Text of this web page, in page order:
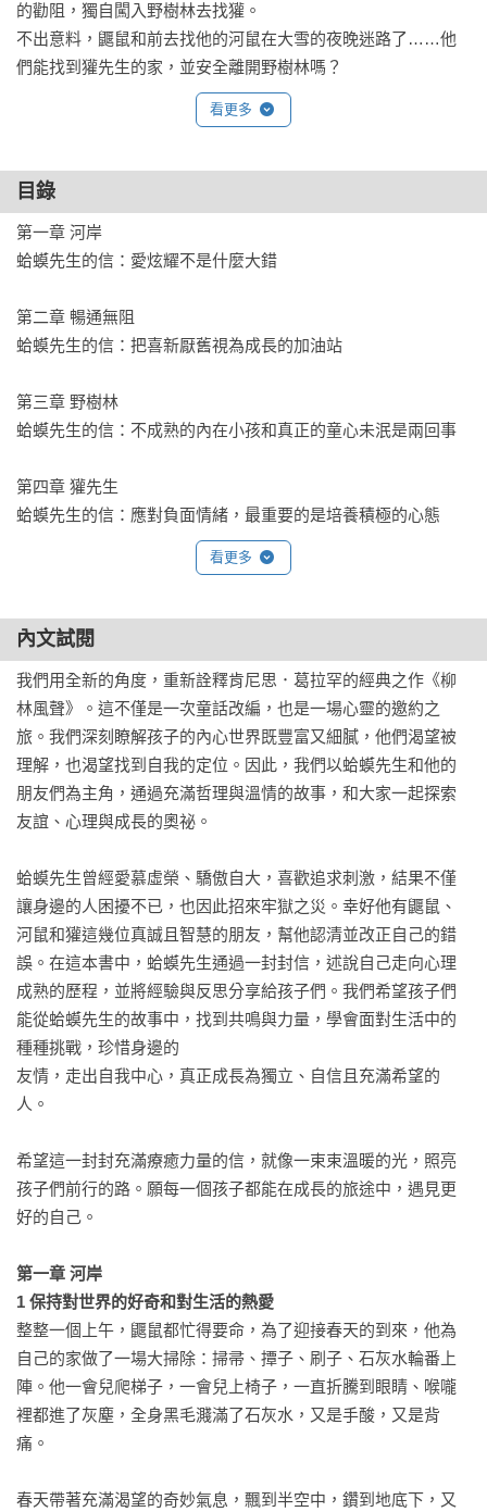
的勸阻，獨自闖入野樹林去找獾。
不出意料，鼴鼠和前去找他的河鼠在大雪的夜晚迷路了……他
們能找到獾先生的家，並安全離開野樹林嗎？
看更多
目錄
第一章 河岸
蛤蟆先生的信：愛炫耀不是什麼大錯
第二章 暢通無阻
蛤蟆先生的信：把喜新厭舊視為成長的加油站
第三章 野樹林
蛤蟆先生的信：不成熟的內在小孩和真正的童心未泯是兩回事
第四章 獾先生
看更多
內文試閱
我們用全新的角度，重新詮釋肯尼思．葛拉罕的經典之作《柳
林風聲》。這不僅是一次童話改編，也是一場心靈的邀約之
旅。我們深刻瞭解孩子的內心世界既豐富又細膩，他們渴望被
理解，也渴望找到自我的定位。因此，我們以蛤蟆先生和他的
朋友們為主角，通過充滿哲理與溫情的故事，和大家一起探索
友誼、心理與成長的奧祕。
蛤蟆先生曾經愛慕虛榮、驕傲自大，喜歡追求刺激，結果不僅
讓身邊的人困擾不已，也因此招來牢獄之災。幸好他有鼴鼠、
河鼠和獾這幾位真誠且智慧的朋友，幫他認清並改正自己的錯
誤。在這本書中，蛤蟆先生通過一封封信，述說自己走向心理
成熟的歷程，並將經驗與反思分享給孩子們。我們希望孩子們
能從蛤蟆先生的故事中，找到共鳴與力量，學會面對生活中的
種種挑戰，珍惜身邊的
友情，走出自我中心，真正成長為獨立、自信且充滿希望的
人。
希望這一封封充滿療癒力量的信，就像一束束溫暖的光，照亮
孩子們前行的路。願每一個孩子都能在成長的旅途中，遇見更
好的自己。
第一章 河岸
1 保持對世界的好奇和對生活的熱愛
整整一個上午，鼴鼠都忙得要命，為了迎接春天的到來，他為
自己的家做了一場大掃除：掃帚、撢子、刷子、石灰水輪番上
陣。他一會兒爬梯子，一會兒上椅子，一直折騰到眼睛、喉嚨
裡都進了灰塵，全身黑毛濺滿了石灰水，又是手酸，又是背
痛。
春天帶著充滿渴望的奇妙氣息，飄到半空中，鑽到地底下，又